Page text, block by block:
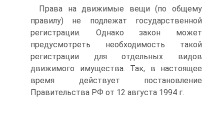
Права на движимые вещи (по общему
правилу) не подлежат государственной
регистрации. Однако закон может
предусмотреть необходимость такой
регистрации для отдельных видов
движимого имущества. Так, в настоящее
время действует постановление
Правительства РФ от 12 августа 1994 г.